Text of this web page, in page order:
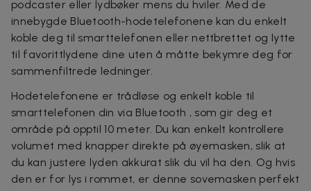
podcaster eller lydbøker mens du hviler. Med de
innebygde Bluetooth-hodetelefonene kan du enkelt
koble deg til smarttelefonen eller nettbrettet og lytte
til favorittlydene dine uten å måtte bekymre deg for
sammenfiltrede ledninger.
Hodetelefonene er trådløse og enkelt koble til
smarttelefonen din via Bluetooth , som gir deg et
område på opptil 10 meter. Du kan enkelt kontrollere
volumet med knapper direkte på øyemasken, slik at
du kan justere lyden akkurat slik du vil ha den. Og hvis
den er for lys i rommet, er denne sovemasken perfekt